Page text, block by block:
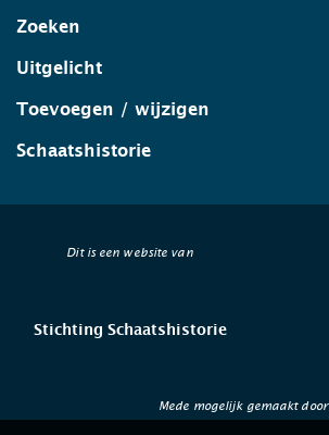
Zoeken
Uitgelicht
Toevoegen / wijzigen
Schaatshistorie
Dit is een website van
Stichting Schaatshistorie
Mede mogelijk gemaakt door